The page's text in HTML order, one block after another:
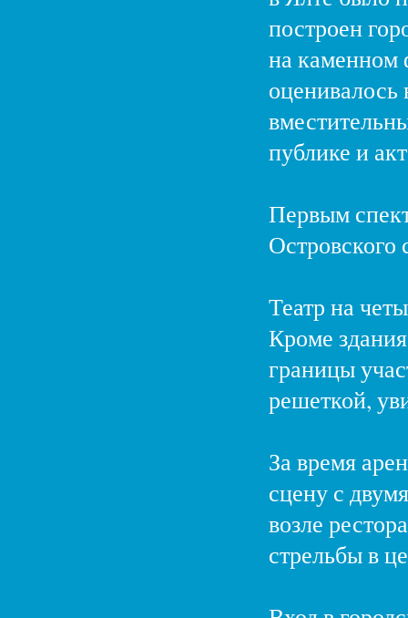
построен
на каменном
оценивалось
публике и
Первым
Театр на
Кроме
границы
решеткой,
За время
сцену с
возле
стрельбы в